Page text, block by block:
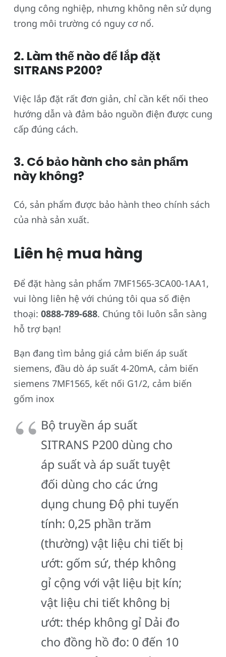
dụng công nghiệp, nhưng không nên sử dụng
trong môi trường có nguy cơ nổ.
2. Làm thế nào để lắp đặt
SITRANS P200?
Việc lắp đặt rất đơn giản, chỉ cần kết nối theo
hướng dẫn và đảm bảo nguồn điện được cung
cấp đúng cách.
3. Có bảo hành cho sản phẩm
này không?
Có, sản phẩm được bảo hành theo chính sách
của nhà sản xuất.
Liên hệ mua hàng
Để đặt hàng sản phẩm 7MF1565-3CA00-1AA1,
vui lòng liên hệ với chúng tôi qua số điện
thoại: 0888-789-688. Chúng tôi luôn sẵn sàng
hỗ trợ bạn!
Bạn đang tìm bảng giá cảm biến áp suất
siemens, đầu dò áp suất 4-20mA, cảm biến
siemens 7MF1565, kết nối G1/2, cảm biến
gốm inox
Bộ truyền áp suất
SITRANS P200 dùng cho
áp suất và áp suất tuyệt
đối dùng cho các ứng
dụng chung Độ phi tuyến
tính: 0,25 phần trăm
(thường) vật liệu chi tiết bị
ướt: gốm sứ, thép không
gỉ cộng với vật liệu bịt kín;
vật liệu chi tiết không bị
ướt: thép không gỉ Dải đo
cho đồng hồ đo: 0 đến 10